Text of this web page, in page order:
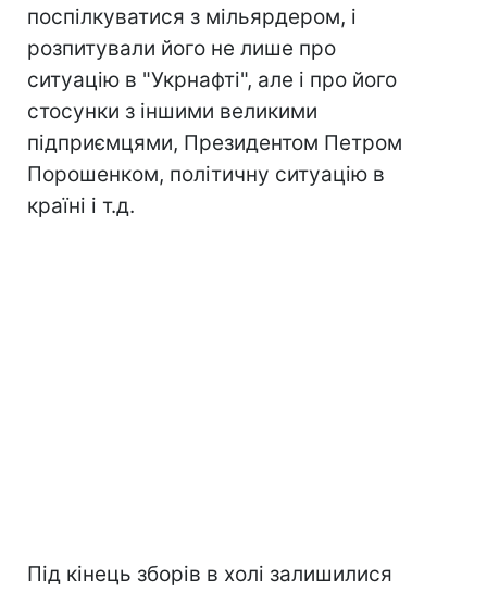
поспілкуватися з мільярдером, і
розпитували його не лише про
ситуацію в "Укрнафті", але і про його
стосунки з іншими великими
підприємцями, Президентом Петром
Порошенком, політичну ситуацію в
країні і т.д.
Під кінець зборів в холі залишилися